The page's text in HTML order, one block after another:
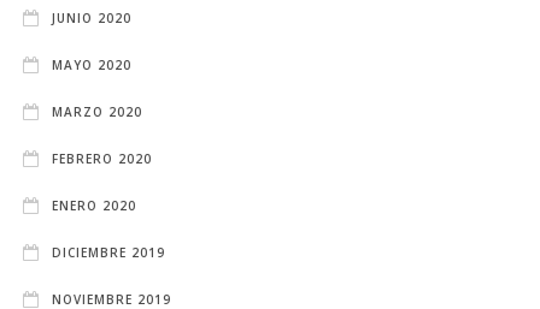
JUNIO 2020
MAYO 2020
MARZO 2020
FEBRERO 2020
ENERO 2020
DICIEMBRE 2019
NOVIEMBRE 2019